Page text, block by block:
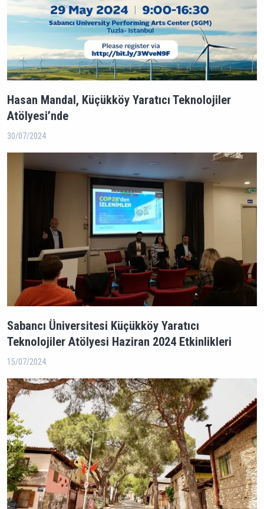
Hasan Mandal, Küçükköy Yaratıcı Teknolojiler
Atölyesi’nde
30/07/2024
Sabancı Üniversitesi Küçükköy Yaratıcı
Teknolojiler Atölyesi Haziran 2024 Etkinlikleri
15/07/2024